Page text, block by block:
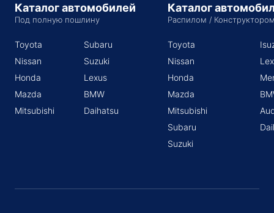
Каталог автомобилей
Под полную пошлину
Toyota
Nissan
Honda
Mazda
Mitsubishi
Subaru
Suzuki
Lexus
BMW
Daihatsu
Каталог
Распилом /
Toyota
Nissan
Honda
Mazda
Mitsubishi
Subaru
Suzuki